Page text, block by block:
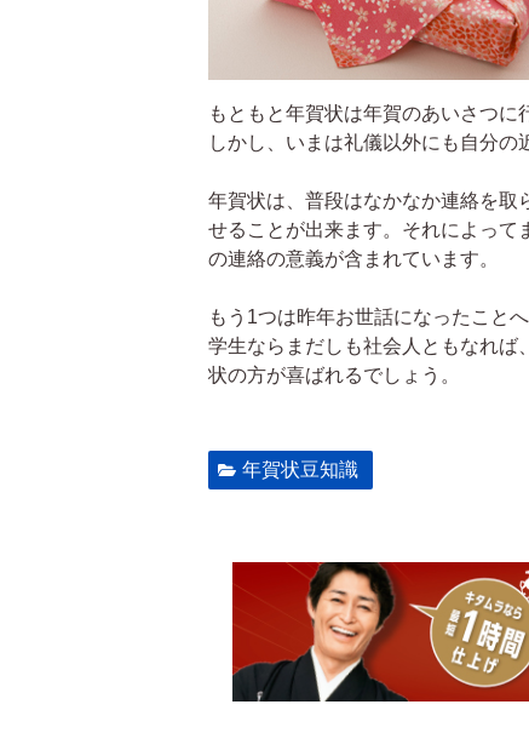
もともと年賀状は年賀のあいさつに
しかし、いまは礼儀以外にも自分の
年賀状は、普段はなかなか連絡を取
せることが出来ます。それによって
の連絡の意義が含まれています。
もう1つは昨年お世話になったことへ
学生ならまだしも社会人ともなれば
状の方が喜ばれるでしょう。
年賀状豆知識